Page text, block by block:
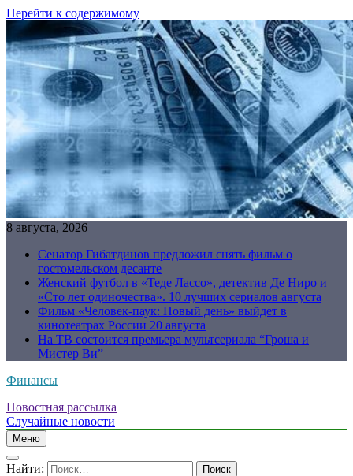
Перейти к содержимому
8 августа, 2026
Сенатор Гибатдинов предложил снять фильм о
гостомельском десанте
Женский футбол в «Теде Лассо», детектив Де Ниро и
«Сто лет одиночества». 10 лучших сериалов августа
Фильм «Человек-паук: Новый день» выйдет в
кинотеатрах России 20 августа
На ТВ состоится премьера мультсериала “Гроша и
Мистер Ви”
Финансы
Новостная рассылка
Случайные новости
Меню
Найти: